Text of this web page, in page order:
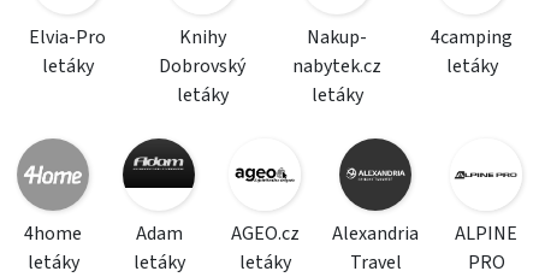
Elvia-Pro
letáky
Knihy
Dobrovský
letáky
Nakup-
nabytek.cz
letáky
4camping
letáky
4home
letáky
Adam
letáky
AGEO.cz
letáky
Alexandria
Travel
ALPINE
PRO